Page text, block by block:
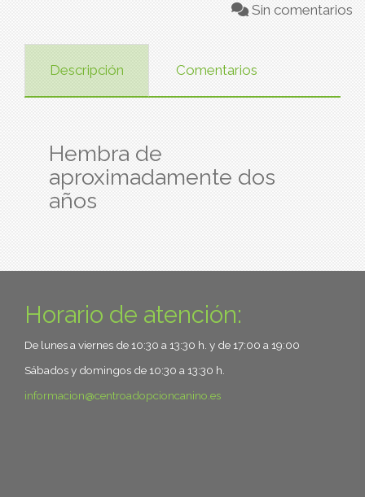
Sin comentarios
Descripción Comentarios
Hembra de
aproximadamente dos
años
Horario de atención:
De lunes a viernes de 10:30 a 13:30 h. y de 17:00 a 19:00
Sábados y domingos de 10:30 a 13:30 h.
informacion
centroadopcioncanino.es